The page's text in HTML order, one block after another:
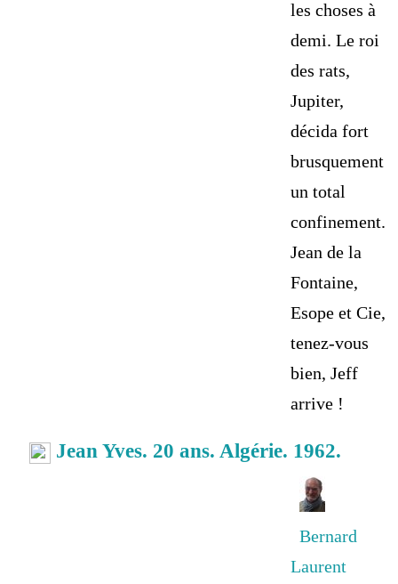
les choses à
demi. Le roi
des rats,
Jupiter,
décida fort
brusquement
un total
confinement.
Jean de la
Fontaine,
Esope et Cie,
tenez-vous
bien, Jeff
arrive !
Jean Yves. 20 ans. Algérie. 1962.
Bernard
Laurent